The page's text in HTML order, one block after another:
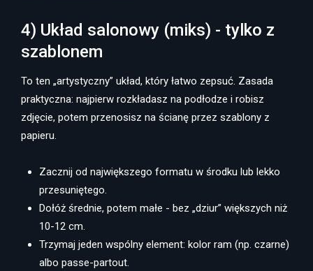
4) Układ salonowy (miks) - tylko z
szablonem
To ten „artystyczny” układ, który łatwo zepsuć. Zasada
praktyczna: najpierw rozkładasz na podłodze i robisz
zdjęcie, potem przenosisz na ścianę przez szablony z
papieru.
Zacznij od największego formatu w środku lub lekko
przesuniętego.
Dołóż średnie, potem małe - bez „dziur” większych niż
10-12 cm.
Trzymaj jeden wspólny element: kolor ram (np. czarne)
albo passe-partout.